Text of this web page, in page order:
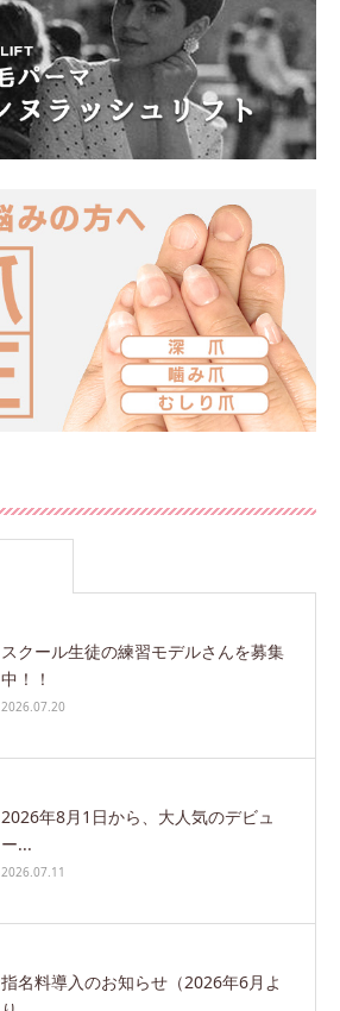
スクール生徒の練習モデルさんを募集
中！！
2026.07.20
2026年8月1日から、大人気のデビュ
ー...
2026.07.11
指名料導入のお知らせ（2026年6月よ